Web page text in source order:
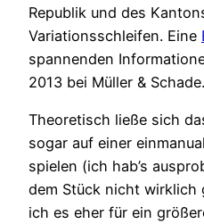
Republik und des
Variationsschleifen. Eine
spannenden
2013 bei Müller & Schade.
Theoretisch ließe sich
sogar auf einer
spielen (ich hab’s
dem Stück nicht wirklich
ich es eher für ein